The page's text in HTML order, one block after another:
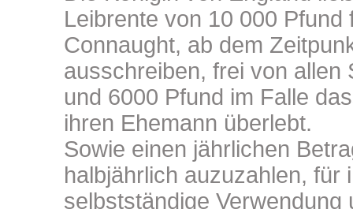
Leibrente von 10 000
Connaught, ab dem
ausschreiben, frei von allen
und 6000 Pfund im Falle
ihren Ehemann überlebt.
Sowie einen jährlichen
halbjährlich auzuzahlen, für
selbstständige Verwendung